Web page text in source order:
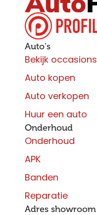
Auto's
Bekijk occasions
Auto kopen
Auto verkopen
Huur een auto
Onderhoud
Onderhoud
APK
Banden
Reparatie
Adres showroom